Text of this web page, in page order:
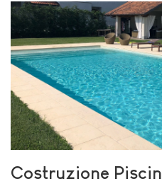
Costruzione